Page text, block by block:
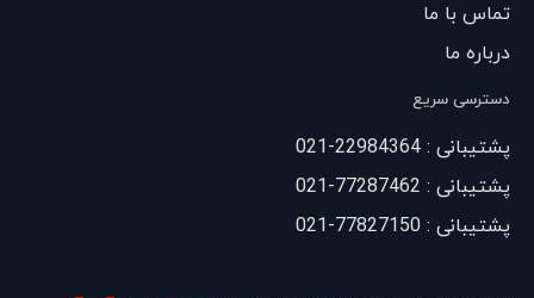
تماس با ما
درباره ما
دسترسی سریع
پشتیبانی : 22984364-021
پشتیبانی : 77287462-021
پشتیبانی : 77827150-021